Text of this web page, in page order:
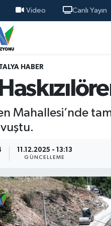
Video Canlı Yayın
HABER
Mahallesi’nde
11.12.2025 - 13:13
GÜNCELLEME
ve Fikstür